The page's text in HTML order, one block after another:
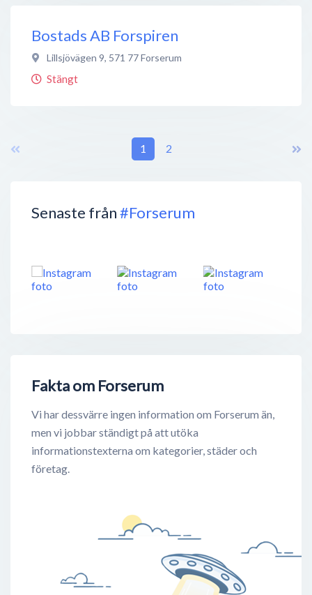
Senaste från#Forserum
Fakta om Forserum
Vi har dessvärre ingen information om Forserum än,
men vi jobbar ständigt på att utöka
informationstexterna om kategorier, städer och
företag.
Bostads AB Forspiren
Lillsjövägen 9, 571 77Forserum
Stängt
1 2